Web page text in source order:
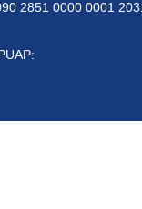
2851 0000 0001